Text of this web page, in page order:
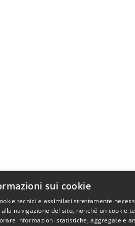
sui cookie
tecnici e assimilati strettamente
navigazione del sito, nonché un cookie
informazioni statistiche, aggregate e